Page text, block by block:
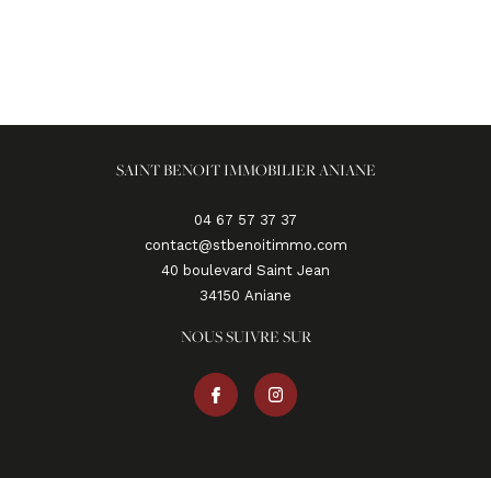
SAINT BENOIT IMMOBILIER ANIANE
04 67 57 37 37
contact@stbenoitimmo.com
40 boulevard Saint Jean
34150
aniane
NOUS SUIVRE SUR